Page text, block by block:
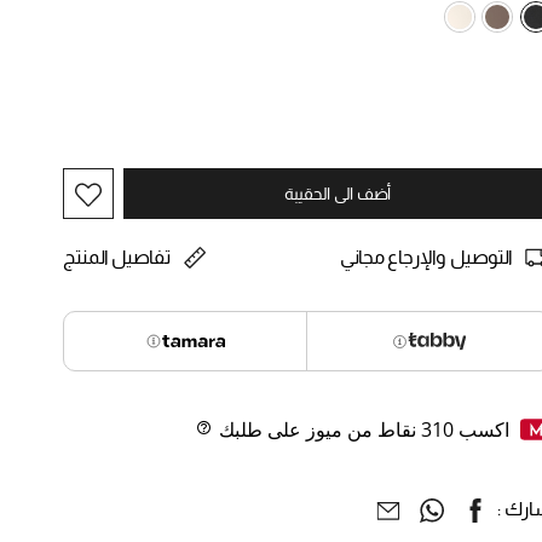
أضف الى الحقيبة
التوصيل والإرجاع مجاني تفاصيل المنتج
اكسب 310نقاط من ميوز على طلبك
: